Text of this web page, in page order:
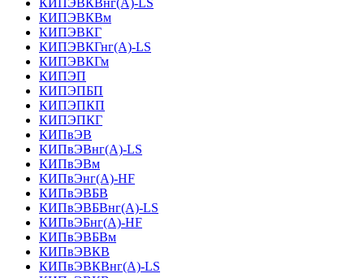
КИПЭВКВнг(А)-LS
КИПЭВКВм
КИПЭВКГ
КИПЭВКГнг(А)-LS
КИПЭВКГм
КИПЭП
КИПЭПБП
КИПЭПКП
КИПЭПКГ
КИПвЭВ
КИПвЭВнг(А)-LS
КИПвЭВм
КИПвЭнг(А)-HF
КИПвЭВБВ
КИПвЭВБВнг(А)-LS
КИПвЭБнг(А)-HF
КИПвЭВБВм
КИПвЭВКВ
КИПвЭВКВнг(А)-LS